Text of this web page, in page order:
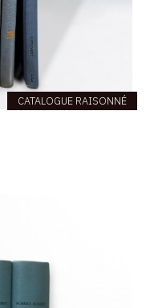
CATALOGUE RAISONNÉ